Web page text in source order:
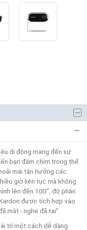
di động mang đến sự
bạn đắm chìm trong thế
mái tận hưởng các
giờ liên tục mà không
lên đến 100”, độ phân
được tích hợp vào
mắt - nghe đã tai”.
trí một cách dễ dàng